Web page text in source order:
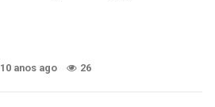
10 anos ago 26